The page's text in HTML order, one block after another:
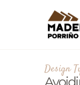
Design